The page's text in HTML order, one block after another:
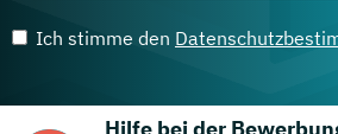
Ich stimme den
Hilfe bei der